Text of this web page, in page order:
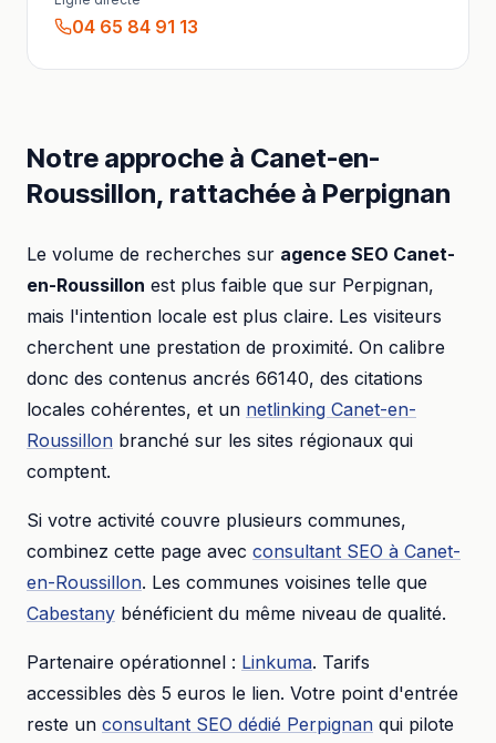
04 65 84 91 13
Notre approche à Canet-en-
Roussillon, rattachée à Perpignan
Le volume de recherches sur agence SEO Canet-
en-Roussillon est plus faible que sur Perpignan,
mais l'intention locale est plus claire. Les visiteurs
cherchent une prestation de proximité. On calibre
donc des contenus ancrés 66140, des citations
locales cohérentes, et un netlinking Canet-en-
Roussillon branché sur les sites régionaux qui
comptent.
Si votre activité couvre plusieurs communes,
combinez cette page avec consultant SEO à Canet-
en-Roussillon. Les communes voisines telle que
Cabestany bénéficient du même niveau de qualité.
Partenaire opérationnel : Linkuma. Tarifs
accessibles dès 5 euros le lien. Votre point d'entrée
reste un consultant SEO dédié Perpignan qui pilote